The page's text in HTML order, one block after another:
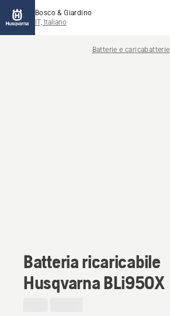
Bosco & Giardino
IT, Italiano
Batterie e caricabatterie
Batteria ricaricabile
Husqvarna BLi950X